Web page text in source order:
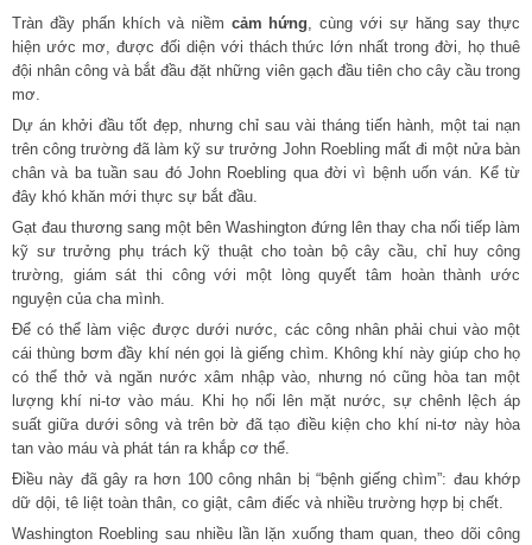
Tràn đầy phấn khích và niềm cảm hứng , cùng với sự hăng say thực
hiện ước mơ, được đối diện với thách thức lớn nhất trong đời, họ thuê
đội nhân công và bắt đầu đặt những viên gạch đầu tiên cho cây cầu trong
mơ.
Dự án khởi đầu tốt đẹp, nhưng chỉ sau vài tháng tiến hành, một tai nạn
trên công trường đã làm kỹ sư trưởng John Roebling mất đi một nửa bàn
chân và ba tuần sau đó John Roebling qua đời vì bệnh uốn ván. Kể từ
đây khó khăn mới thực sự bắt đầu.
Gạt đau thương sang một bên Washington đứng lên thay cha nối tiếp làm
kỹ sư trưởng phụ trách kỹ thuật cho toàn bộ cây cầu, chỉ huy công
trường, giám sát thi công với một lòng quyết tâm hoàn thành ước
nguyện của cha mình.
Để có thể làm việc được dưới nước, các công nhân phải chui vào một
cái thùng bơm đầy khí nén gọi là giếng chìm. Không khí này giúp cho họ
có thể thở và ngăn nước xâm nhập vào, nhưng nó cũng hòa tan một
lượng khí ni-tơ vào máu. Khi họ nổi lên mặt nước, sự chênh lệch áp
suất giữa dưới sông và trên bờ đã tạo điều kiện cho khí ni-tơ này hòa
tan vào máu và phát tán ra khắp cơ thể.
Điều này đã gây ra hơn 100 công nhân bị “bệnh giếng chìm”: đau khớp
dữ dội, tê liệt toàn thân, co giật, câm điếc và nhiều trường hợp bị chết.
Washington Roebling sau nhiều lần lặn xuống tham quan, theo dõi công